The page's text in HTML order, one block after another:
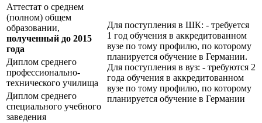
Аттестат о среднем
(полном) общем
образовании,
полученный до 2015
года
Для поступления в ШК: - требуется
1 год обучения в аккредитованном
вузе по тому профилю, по которому
планируется обучение в Германии.
Для поступления в вуз: - требуются 2
года обучения в аккредитованном
вузе по тому профилю, по которому
планируется обучение в Германии
Диплом среднего
профессионально-
технического училища
Диплом среднего
специального учебного
заведения